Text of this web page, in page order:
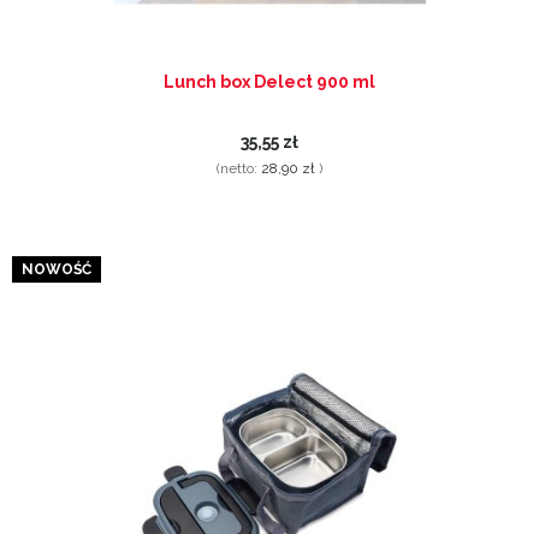
Lunch box Delect 900 ml
35,55 zł
(netto: 28,90 zł )
NOWOŚĆ